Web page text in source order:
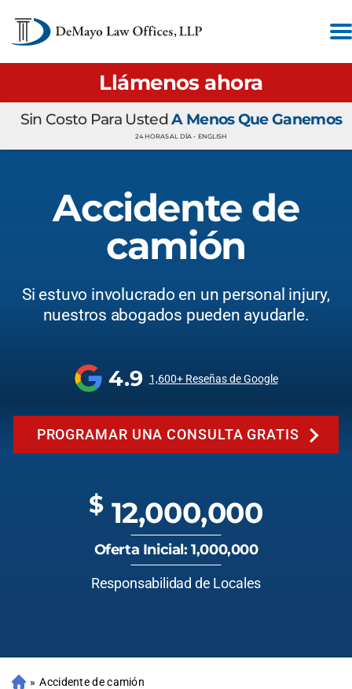
Llámenos ahora
Sin Costo Para UstedA Menos Que Ganemos
24 HORAS AL DÍA • ENGLISH
Accidente de
camión
Si estuvo involucrado en un personal injury,
nuestros abogados pueden ayudarle.
4.9 1,600+ Reseñas de Google
PROGRAMAR UNA CONSULTA GRATIS
$ 12,000,000
Oferta Inicial: 1,000,000
Responsabilidad de Locales
» Accidente de camión